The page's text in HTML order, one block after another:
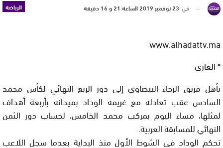
الرياضة في 23 نوفمبر 2019 الساعة 21 و 16 دقيقة
www.alhadattv.ma
* الغازي
تأهل فريق الرجاء البيضاوي إلى دور الربع النهائي لكأس محمد
السادس عقب تعادله مع غريمه الوداد بميدانه بأربعة أهداف
لمثلها، مساء اليوم بمركب محمد الخامس، لحساب دور الثمن
النهائي للمسابقة العربية.
تحكم الوداد في الشوط الأول منذ البداية بعدما سجل اللاعب